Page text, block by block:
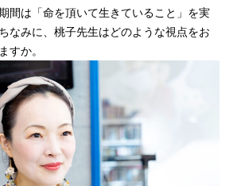
間は「命を頂いて生きていること」を実
なみに、桃子先生はどのような視点をお
すか。